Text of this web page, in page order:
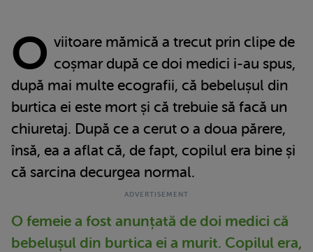
O viitoare mămică a trecut prin clipe de
coșmar după ce doi medici i-au spus,
după mai multe ecografii, că bebelușul din
burtica ei este mort și că trebuie să facă un
chiuretaj. După ce a cerut o a doua părere,
însă, ea a aflat că, de fapt, copilul era bine și
că sarcina decurgea normal.
O femeie a fost anunțată de doi medici că
bebelușul din burtica ei a murit. Copilul era,